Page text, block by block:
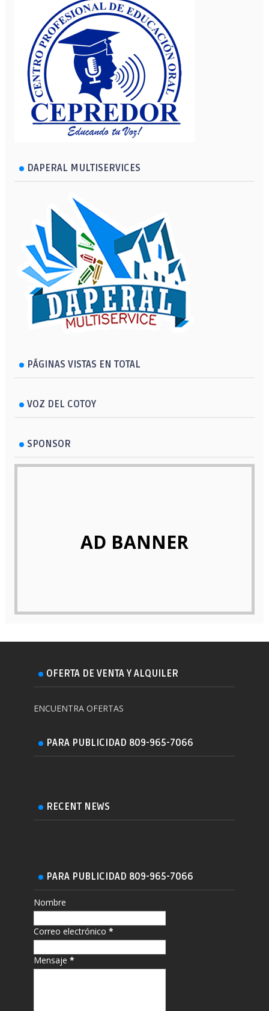
DAPERAL MULTISERVICES
PÁGINAS VISTAS EN TOTAL
VOZ DEL COTOY
SPONSOR
AD BANNER
OFERTA DE VENTA Y ALQUILER
ENCUENTRA OFERTAS
PARA PUBLICIDAD 809-965-7066
RECENT NEWS
PARA PUBLICIDAD 809-965-7066
Nombre
Correo electrónico*
Mensaje*